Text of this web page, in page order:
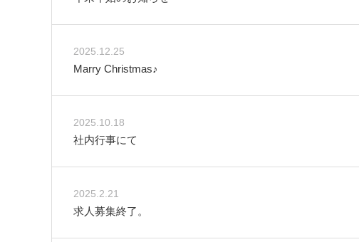
2025.12.25
Marry Christmas♪
2025.10.18
社内行事にて
2025.2.21
求人募集終了。